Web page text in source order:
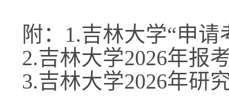
附： 1.吉林大学“申请
2.吉林大学2026年报
3.吉林大学2026年研